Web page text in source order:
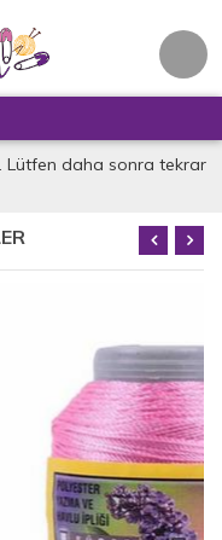
Lütfen daha sonra tekrar